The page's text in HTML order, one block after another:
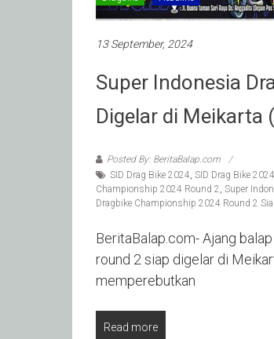
13 September, 2024
Super Indonesia
Digelar di Meikarta
Posted By: BeritaBalap.com
SID Drag Bike 2024, SID Drag Bike
Championship 2024 Round 2, Super
Dragbike Championship 2024 Round 2
BeritaBalap.com- Ajang
round 2 siap digelar di
memperebutkan
Read more